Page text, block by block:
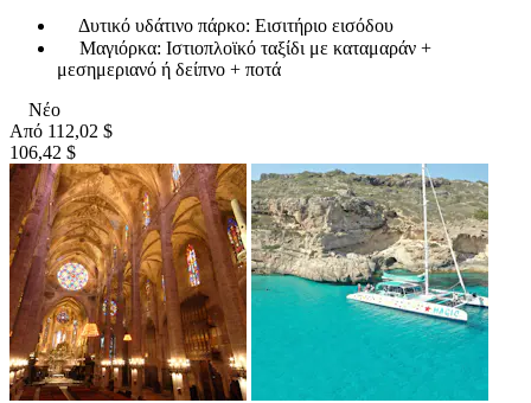
Δυτικό υδάτινο πάρκο: Εισιτήριο εισόδου
Μαγιόρκα: Ιστιοπλοϊκό ταξίδι με καταμαράν +
μεσημεριανό ή δείπνο + ποτά
Νέο
Από 112,02 $
106,42 $